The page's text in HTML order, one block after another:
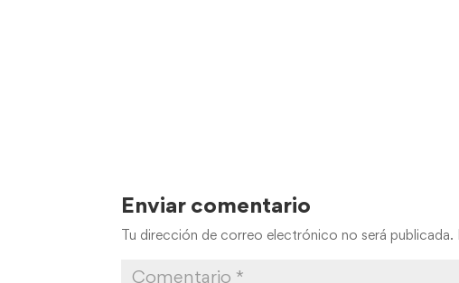
Enviar comentario
Tu dirección de correo electrónico no será publicada.